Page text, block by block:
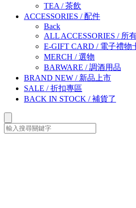
TEA /茶飲
ACCESSORIES /配件
Back
ALL ACCESSORIES / 所
E-GIFT CARD / 電子禮物
MERCH /選物
BARWARE /調酒用品
BRAND NEW / 新品上市
SALE /折扣專區
BACK IN STOCK /補貨了